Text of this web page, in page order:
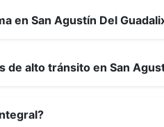
en San Agustín Del
alto tránsito en San